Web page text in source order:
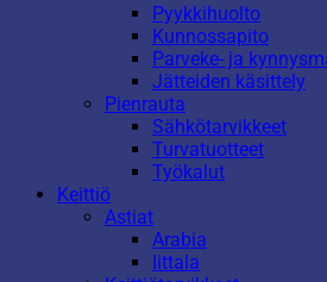
Pyykkihuolto
Kunnossapito
Parveke- ja
Jätteiden käsittely
Pienrauta
Sähkötarvikkeet
Turvatuotteet
Työkalut
Keittiö
Astiat
Arabia
Iittala